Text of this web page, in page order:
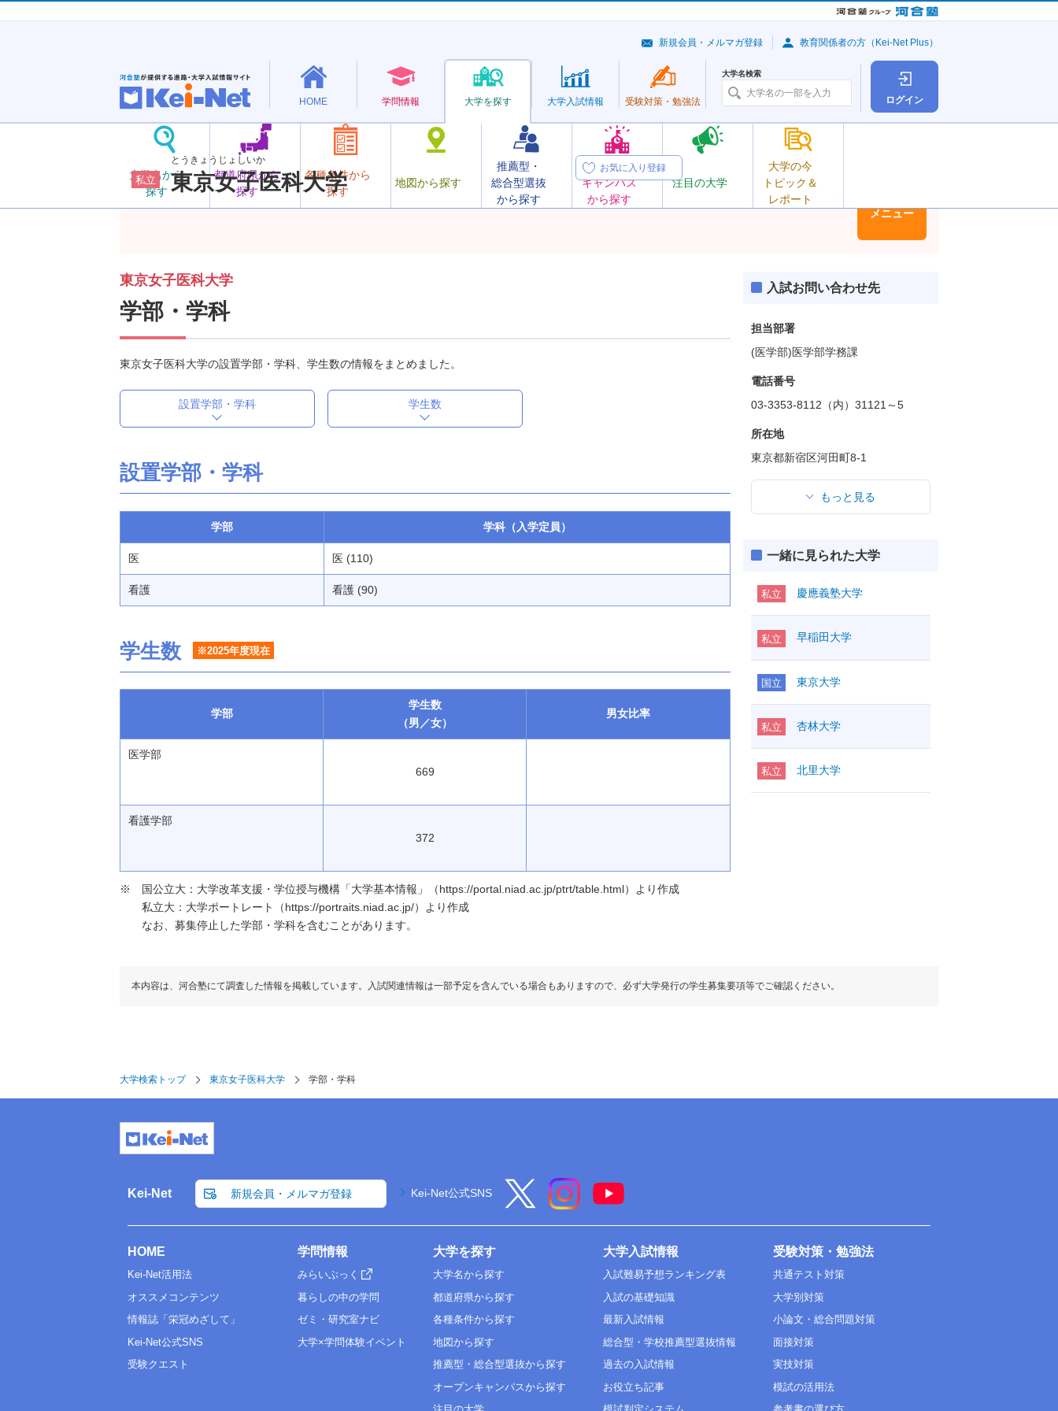
ログイン
HOME 学問情報 大学を探す
大学名から
探す
都道府県から
探す
各種条件から
探す
地図から探す
推薦型・
総合型選抜
から探す
オープン
キャンパス
から探す
注目の大学
大学の今
トピック＆
レポート
大学入試情報 受験対策・ 勉強法
大学名検索
新規会員・メルマガ登録 教育関係者の方（Kei-Net Plus）
私立
とうきょうじょしいか
東京女子医科大学
お気に入り登録
メニュー
東京女子医科大学
学部・学科
東京女子医科大学の設置学部・学科、学生数の情報をまとめました。
設置学部・学科 学生数
設置学部・学科
学部 学科（入学定員）
医 医 (110)
看護 看護 (90)
学生数 ※2025年度現在
学部
学生数
（男／女）
男女比率
医学部
669
看護学部
372
国公立大：大学改革支援・学位授与機構「大学基本情報」（https://portal.niad.ac.jp/ptrt/table.html）より作成
私立大：大学ポートレート（https://portraits.niad.ac.jp/）より作成
なお、募集停止した学部・学科を含むことがあります。
入試お問い合わせ先
担当部署
(医学部)医学部学務課
電話番号
03-3353-8112（内）31121～5
所在地
東京都新宿区河田町8-1
もっと見る
一緒に見られた大学
私立 慶應義塾大学
私立 早稲田大学
国立 東京大学
私立 杏林大学
私立 北里大学
本内容は、河合塾にて調査した情報を掲載しています。入試関連情報は一部予定を含んでいる場合もありますので、必ず大学発行の学生募集要項等でご確認ください。
大学検索トップ 東京女子医科大学 学部・学科
Kei-Net 新規会員・メルマガ登録 Kei-Net公式SNS
HOME
Kei-Net活用法
オススメコンテンツ
情報誌「栄冠めざして」
Kei-Net公式SNS
受験クエスト
学問情報
みらいぶっく
暮らしの中の学問
ゼミ・研究室ナビ
大学×学問体験イベント
大学を探す
大学名から探す
都道府県から探す
各種条件から探す
地図から探す
推薦型・総合型選抜から探す
オープンキャンパスから探す
大学入試情報
入試難易予想ランキング表
入試の基礎知識
最新入試情報
総合型・学校推薦型選抜情報
過去の入試情報
お役立ち記事
受験対策・勉強法
共通テスト対策
大学別対策
小論文・総合問題対策
面接対策
実技対策
模試の活用法